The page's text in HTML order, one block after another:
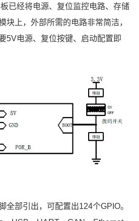
已经将电源、复位监控电路、存储
块上，外部所需的电路非常简洁，
5V电源、复位按键、启动配置即
全部引出，可配置出124个GPIO。